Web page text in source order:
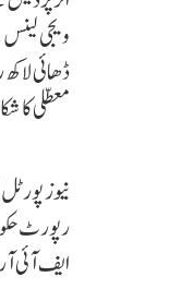
ڈھائی
معطلی
نیوز
رپورٹ
ایف آئی